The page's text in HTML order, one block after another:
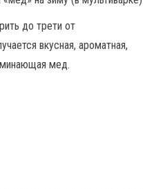
до трети от
вкусная, ароматная,
мед.